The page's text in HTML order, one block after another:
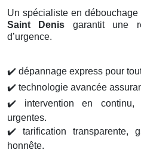
Un spécialiste en débouchage
Saint Denis garantit une
d’urgence.
✔️ dépannage express pour
✔️ technologie avancée
✔️ intervention en
urgentes.
✔️ tarification transparente,
honnête.